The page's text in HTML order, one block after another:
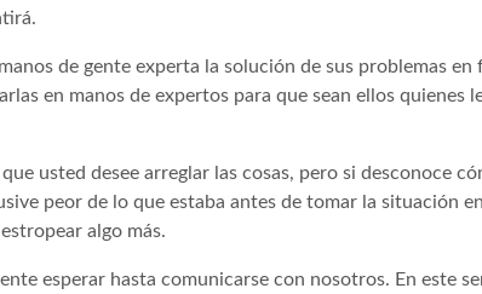
de gente experta la solución de sus problemas
en manos de expertos para que sean ellos quienes
usted desee arreglar las cosas, pero si desconoce
peor de lo que estaba antes de tomar la situación
algo más.
esperar hasta comunicarse con nosotros. En este